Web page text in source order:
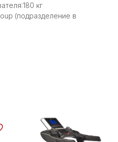
кг
(подразделение в